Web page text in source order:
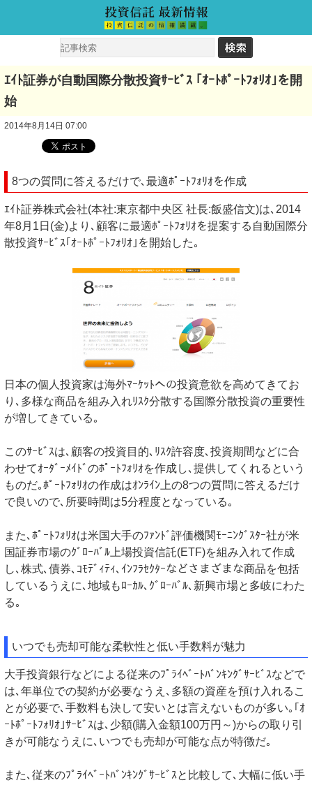
ｴｲﾄ証券が自動国際分散投資ｻｰﾋﾞｽ ｢ｵｰﾄﾎﾟｰﾄﾌｫﾘｵ｣を開
始
2014年8月14日 07:00
8つの質問に答えるだけで､最適ﾎﾟｰﾄﾌｫﾘｵを作成
ｴｲﾄ証券株式会社(本社:東京都中央区 社長:飯盛信文)は､2014
年8月1日(金)より､顧客に最適ﾎﾟｰﾄﾌｫﾘｵを提案する自動国際分
散投資ｻｰﾋﾞｽ｢ｵｰﾄﾎﾟｰﾄﾌｫﾘｵ｣を開始した｡
日本の個人投資家は海外ﾏｰｹｯﾄへの投資意欲を高めてきてお
り､多様な商品を組み入れﾘｽｸ分散する国際分散投資の重要性
が増してきている｡
このｻｰﾋﾞｽは､顧客の投資目的､ﾘｽｸ許容度､投資期間などに合
わせてｵｰﾀﾞｰﾒｲﾄﾞのﾎﾟｰﾄﾌｫﾘｵを作成し､提供してくれるという
ものだ｡ﾎﾟｰﾄﾌｫﾘｵの作成はｵﾝﾗｲﾝ上の8つの質問に答えるだけ
で良いので､所要時間は5分程度となっている｡
また､ﾎﾟｰﾄﾌｫﾘｵは米国大手のﾌｧﾝﾄﾞ評価機関ﾓｰﾆﾝｸﾞｽﾀｰ社が米
国証券市場のｸﾞﾛｰﾊﾞﾙ上場投資信託(ETF)を組み入れて作成
し､株式､債券､ｺﾓﾃﾞｨﾃｨ､ｲﾝﾌﾗｾｸﾀｰなどさまざまな商品を包括
しているうえに､地域もﾛｰｶﾙ､ｸﾞﾛｰﾊﾞﾙ､新興市場と多岐にわた
る｡
いつでも売却可能な柔軟性と低い手数料が魅力
大手投資銀行などによる従来のﾌﾟﾗｲﾍﾞｰﾄﾊﾞﾝｷﾝｸﾞｻｰﾋﾞｽなどで
は､年単位での契約が必要なうえ､多額の資産を預け入れるこ
とが必要で､手数料も決して安いとは言えないものが多い｡｢ｵ
ｰﾄﾎﾟｰﾄﾌｫﾘｵ｣ｻｰﾋﾞｽは､少額(購入金額100万円～)からの取り引
きが可能なうえに､いつでも売却が可能な点が特徴だ｡
また､従来のﾌﾟﾗｲﾍﾞｰﾄﾊﾞﾝｷﾝｸﾞｻｰﾋﾞｽと比較して､大幅に低い手